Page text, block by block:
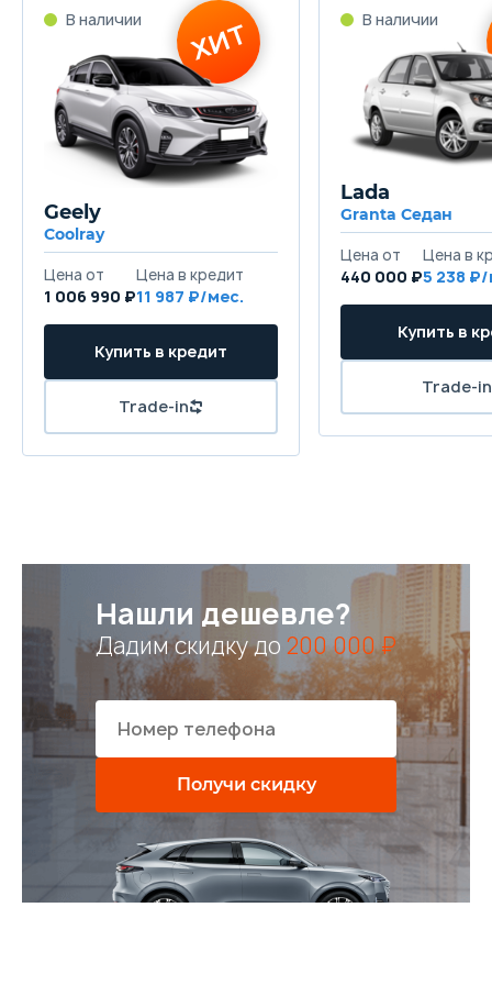
Geely
Coolray
1 006 990 ₽11 987
Lada
Granta Седан
440 000 ₽5 238
Нашли дешевле?
Дадим скидку до 200 000 ₽
Получи скидку